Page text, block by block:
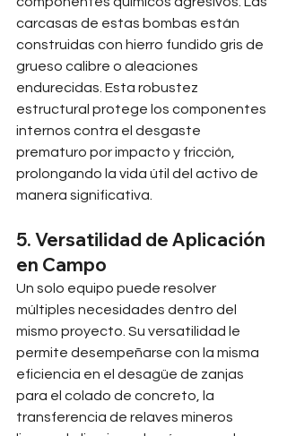
carcasas de estas bombas están
construidas con hierro fundido gris de
grueso calibre o aleaciones
endurecidas. Esta robustez
estructural protege los componentes
internos contra el desgaste
prematuro por impacto y fricción,
prolongando la vida útil del activo de
manera significativa.
5. Versatilidad de Aplicación
en Campo
Un solo equipo puede resolver
múltiples necesidades dentro del
mismo proyecto. Su versatilidad le
permite desempeñarse con la misma
eficiencia en el desagüe de zanjas
para el colado de concreto, la
transferencia de relaves mineros